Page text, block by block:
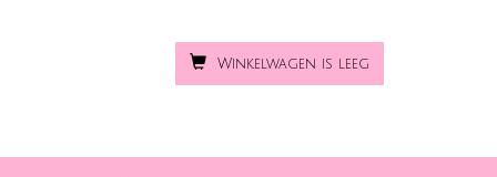
Winkelwagen is leeg